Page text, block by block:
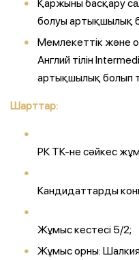
Қаржыны басқару
болуы артықшылық
Мемлекеттік және
Англий тілін
артықшылық болып
Шарттар:
РК ТК-не сәйкес
Кандидаттарды
Жұмыс кестесі 5/2;
Жұмыс орны: